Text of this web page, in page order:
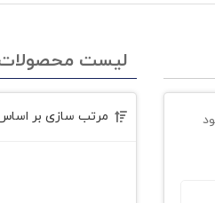
لیست
مرتب سازی بر